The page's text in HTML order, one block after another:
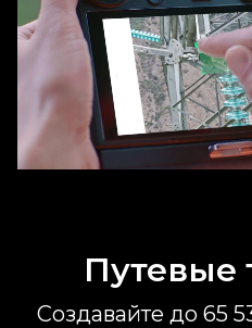
Путевые
Создавайте до 65